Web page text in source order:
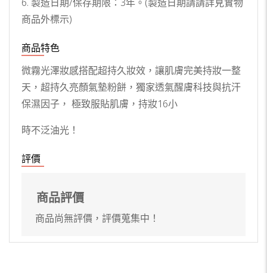
商品外標示)
商品特色
微霧光澤妝感搭配超持久妝效，讓肌膚完美持妝一整
天，超持久亮顏氣墊粉餅，獨家透氣醒膚科技與抗汗
保濕因子， 極致服貼肌膚，持妝16小
時不泛油光！
評價
商品評價
商品尚無評價，評價蒐集中！